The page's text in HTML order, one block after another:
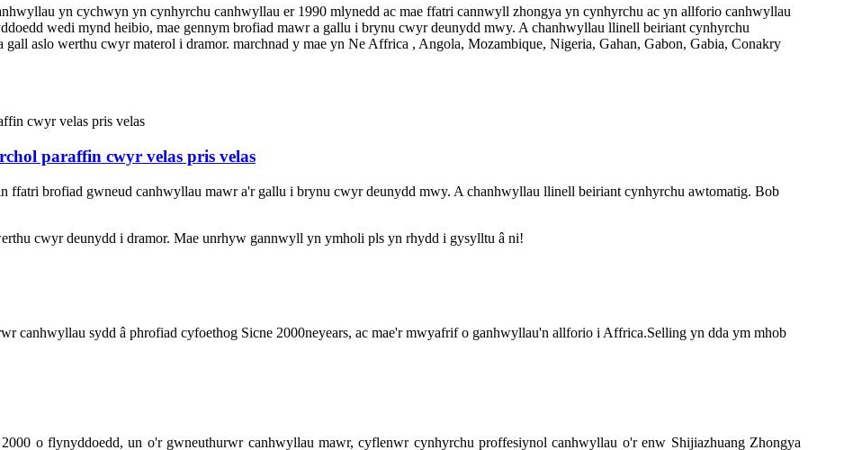
yn cychwyn yn cynhyrchu canhwyllau er 1990 mlynedd ac mae ffatri cannwyll zhongya yn cynhyrchu ac yn allforio canhwyllau
wedi mynd heibio, mae gennym brofiad mawr a gallu i brynu cwyr deunydd mwy. A chanhwyllau llinell beiriant cynhyrchu
aslo werthu cwyr materol i dramor. marchnad y mae yn Ne Affrica , Angola, Mozambique, Nigeria, Gahan, Gabon, Gabia, Conakry
paraffin cwyr velas pris velas
ffatri brofiad gwneud canhwyllau mawr a'r gallu i brynu cwyr deunydd mwy. A chanhwyllau llinell beiriant cynhyrchu awtomatig. Bob
cwyr deunydd i dramor. Mae unrhyw gannwyll yn ymholi pls yn rhydd i gysylltu â ni!
canhwyllau sydd â phrofiad cyfoethog Sicne 2000neyears, ac mae'r mwyafrif o ganhwyllau'n allforio i Affrica.Selling yn dda ym mhob
o flynyddoedd, un o'r gwneuthurwr canhwyllau mawr, cyflenwr cynhyrchu proffesiynol canhwyllau o'r enw Shijiazhuang Zhongya